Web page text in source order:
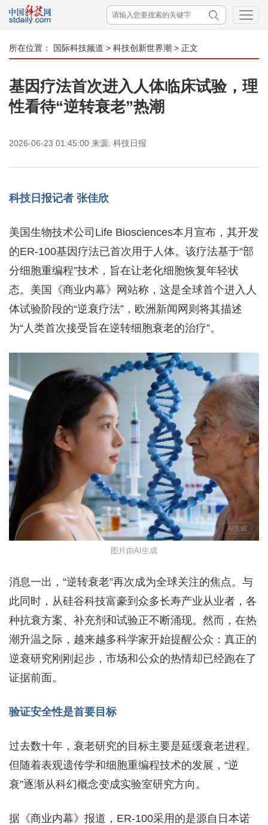
所在位置： 国际科技频道 > 科技创新世界潮 > 正文
基因疗法首次进入人体临床试验，理
性看待“逆转衰老”热潮
2026-06-23 01:45:00 来源: 科技日报
科技日报记者 张佳欣
美国生物技术公司Life Biosciences本月宣布，其开发
的ER-100基因疗法已首次用于人体。该疗法基于“部
分细胞重编程”技术，旨在让老化细胞恢复年轻状
态。美国《商业内幕》网站称，这是全球首个进入人
体试验阶段的“逆衰疗法”，欧洲新闻网则将其描述
为“人类首次接受旨在逆转细胞衰老的治疗”。
图片由AI生成
消息一出，“逆转衰老”再次成为全球关注的焦点。与
此同时，从硅谷科技富豪到众多长寿产业从业者，各
种抗衰方案、补充剂和试验正不断涌现。然而，在热
潮升温之际，越来越多科学家开始提醒公众：真正的
逆衰研究刚刚起步，市场和公众的热情却已经跑在了
证据前面。
验证安全性是首要目标
过去数十年，衰老研究的目标主要是延缓衰老进程。
但随着表观遗传学和细胞重编程技术的发展，“逆
衰”逐渐从科幻概念变成实验室研究方向。
据《商业内幕》报道，ER-100采用的是源自日本诺